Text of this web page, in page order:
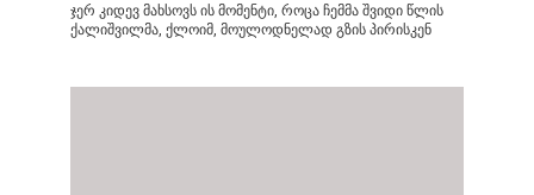
ჯერ კიდევ მახსოვს ის მომენტი, როცა ჩემმა შვიდი წლის
ქალიშვილმა, ქლოიმ, მოულოდნელად გზის პირისკენ